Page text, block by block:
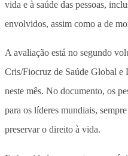
vida e à saúde das pessoas,
envolvidos, assim como a de
A avaliação está no segundo
Cris/Fiocruz de Saúde Global
neste mês. No documento, os
para os líderes mundiais,
preservar o direito à vida.